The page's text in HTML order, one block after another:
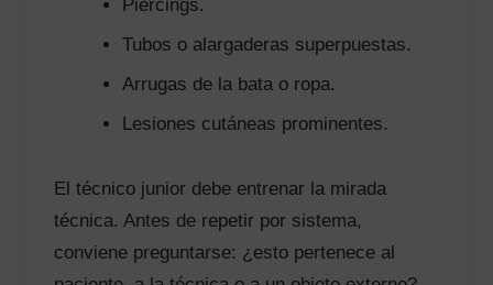
Piercings.
Tubos o alargaderas superpuestas.
Arrugas de la bata o ropa.
Lesiones cutáneas prominentes.
El técnico junior debe entrenar la mirada
técnica. Antes de repetir por sistema,
conviene preguntarse: ¿esto pertenece al